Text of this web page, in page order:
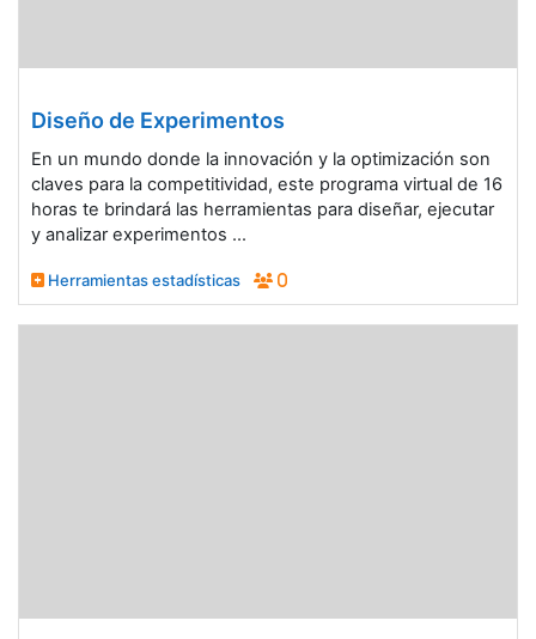
Diseño de Experimentos
En un mundo donde la innovación y la optimización son
claves para la competitividad, este programa virtual de 16
horas te brindará las herramientas para diseñar, ejecutar
y analizar experimentos ...
Herramientas estadísticas 0